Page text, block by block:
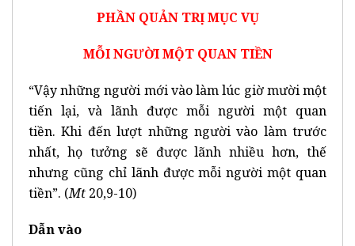
PHẦN QUẢN TRỊ MỤC VỤ
MỖI NGƯỜI MỘT QUAN TIỀN
“Vậy những người mới vào làm lúc giờ mười một
tiến lại, và lãnh được mỗi người một quan
tiền. Khi đến lượt những người vào làm trước
nhất, họ tưởng sẽ được lãnh nhiều hơn, thế
nhưng cũng chỉ lãnh được mỗi người một quan
tiền”. (Mt 20,9-10)
Dẫn vào